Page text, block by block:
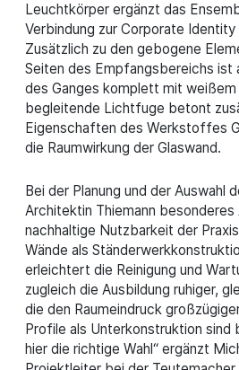
Leuchtkörper ergänzt das
Verbindung zur Corporate
Zusätzlich zu den gebogene
Seiten des Empfangsbereichs ist
des Ganges komplett mit weißem
begleitende Lichtfuge betont
Eigenschaften des Werkstoffes
die Raumwirkung der Glaswand.
Bei der Planung und der Auswahl
Architektin Thiemann besonderes
nachhaltige Nutzbarkeit der
Wände als
erleichtert die Reinigung und
zugleich die Ausbildung ruhiger,
die den Raumeindruck
Profile als Unterkonstruktion sind
hier die richtige Wahl“ ergänzt